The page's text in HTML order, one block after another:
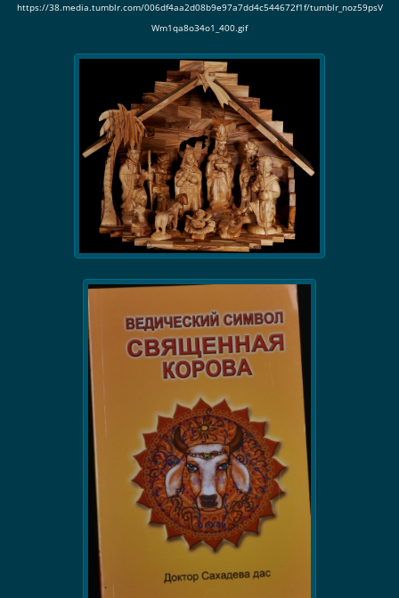
https://38.media.tumblr.com/006df4aa2d08b9e97a7dd4c544672f1f/tumblr_noz59psV
Wm1qa8o34o1_400.gif